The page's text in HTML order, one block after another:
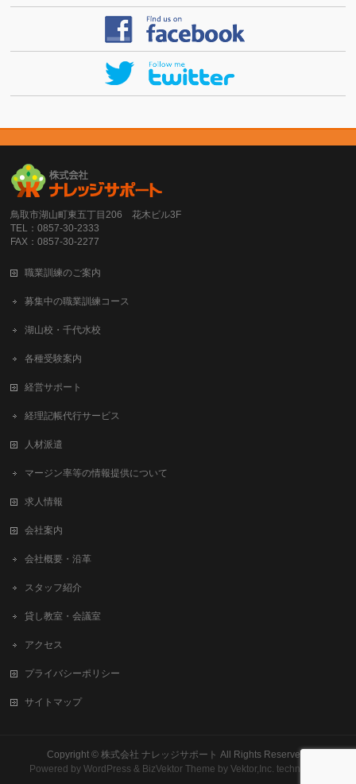
鳥取市湖山町東五丁目206 花木ビル3F
TEL：0857-30-2333
FAX：0857-30-2277
職業訓練のご案内
募集中の職業訓練コース
湖山校・千代水校
各種受験案内
経営サポート
経理記帳代行サービス
人材派遣
マージン率等の情報提供について
求人情報
会社案内
会社概要・沿革
スタッフ紹介
貸し教室・会議室
アクセス
プライバシーポリシー
サイトマップ
Copyright ©株式会社 ナレッジサポート All Rights Reserved.
Powered byWordPress & BizVektor Theme byVektor,Inc. technology.